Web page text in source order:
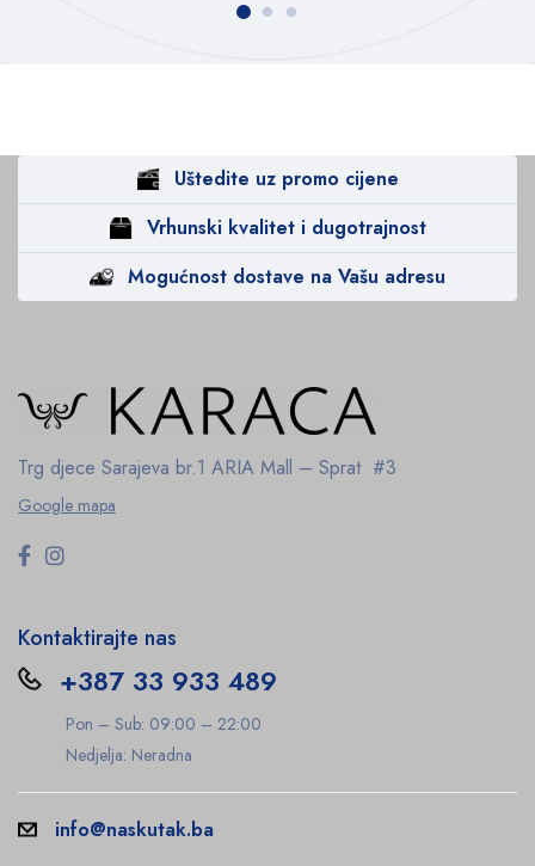
Uštedite uz promo cijene
Vrhunski kvalitet i dugotrajnost
Mogućnost dostave na Vašu adresu
Trg djece Sarajeva br.1 ARIA Mall – Sprat #3
Google mapa
Kontaktirajte nas
+387 33 933 489
Pon – Sub: 09:00 – 22:00
Nedjelja: Neradna
info@naskutak.ba